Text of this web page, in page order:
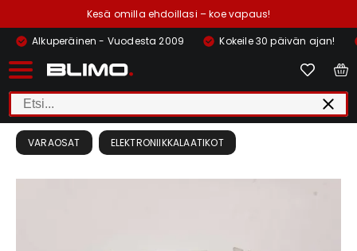
Kesä omilla ehdoillasi – koe vapaus!
Alkuperäinen - Vuodesta 2009
Kokeile 30 päivän ajan!
VARAOSAT ELEKTRONIIKKALAATIKOT